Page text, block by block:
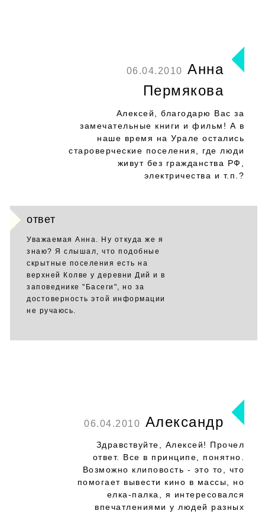
06.04.2010 Анна
Пермякова
Алексей, благодарю Вас за
замечательные книги и фильм! А в
наше время на Урале остались
староверческие поселения, где люди
живут без гражданства РФ,
электричества и т.п.?
ответ
Уважаемая Анна. Ну откуда же я
знаю? Я слышал, что подобные
скрытные поселения есть на
верхней Колве у деревни Дий и в
заповеднике "Басеги", но за
достоверность этой информации
не ручаюсь.
06.04.2010 Александр
Здравствуйте, Алексей! Прочел
ответ. Все в принципе, понятно.
Возможно клиповость - это то, что
помогает вывести кино в массы, но
елка-палка, я интересовался
впечатлениями у людей разных